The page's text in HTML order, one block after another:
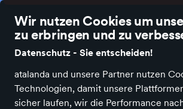
Wir nutzen Cookies um
zu erbringen und zu
Datenschutz - Sie entscheiden!
atalanda und unsere Partner nutzen
Technologien, damit unsere
sicher laufen, wir die Performance
Alle Kategorien Neuheiten Angebote